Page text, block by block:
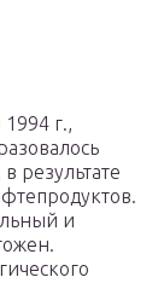
г.,
результате
и